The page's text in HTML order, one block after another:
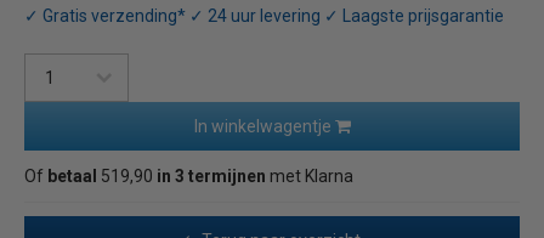
✓ Gratis verzending* ✓ 24 uur levering ✓ Laagste prijsgarantie
In winkelwagentje
Of betaal 519,90 in 3 termijnen met Klarna